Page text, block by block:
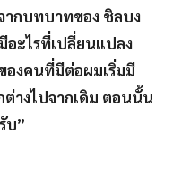
ากบทบาทของ ชิลบง
อะไรที่เปลี่ยนแปลง
งคนที่มีต่อผมเริ่มมี
างไปจากเดิม ตอนนั้น
บ”